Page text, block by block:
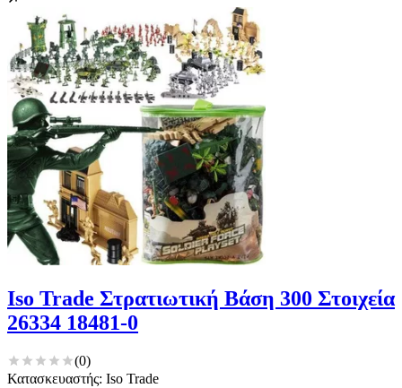
Iso Trade Στρατιωτική Βάση 300 Στοιχεία
26334 18481-0
(0)
Κατασκευαστής: Iso Trade